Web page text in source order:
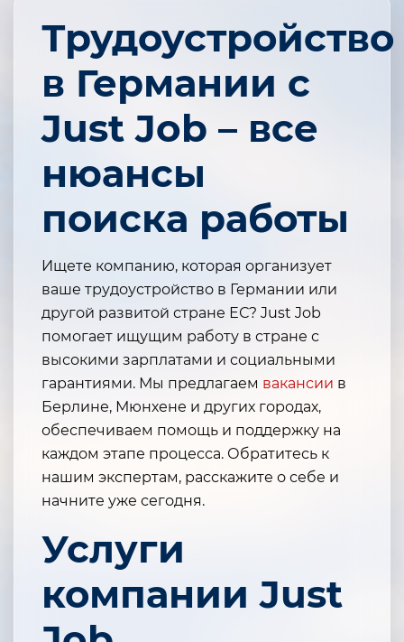
Трудоустройство
в Германии с
Just Job – все
нюансы
поиска работы
Ищете компанию, которая организует
ваше трудоустройство в Германии или
другой развитой стране ЕС? Just Job
помогает ищущим работу в стране с
высокими зарплатами и социальными
гарантиями. Мы предлагаем вакансии в
Берлине, Мюнхене и других городах,
обеспечиваем помощь и поддержку на
каждом этапе процесса. Обратитесь к
нашим экспертам, расскажите о себе и
начните уже сегодня.
Услуги
компании Just